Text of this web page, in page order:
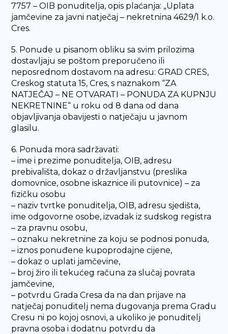
7757 – OIB ponuditelja, opis plaćanja: „Uplata
jamčevine za javni natječaj – nekretnina 4629/1 k.o.
Cres.
5. Ponude u pisanom obliku sa svim prilozima
dostavljaju se poštom preporučeno ili
neposrednom dostavom na adresu: GRAD CRES,
Creskog statuta 15, Cres, s naznakom “ZA
NATJEČAJ – NE OTVARATI – PONUDA ZA KUPNJU
NEKRETNINE“ u roku od 8 dana od dana
objavljivanja obavijesti o natječaju u javnom
glasilu.
6. Ponuda mora sadržavati:
– ime i prezime ponuditelja, OIB, adresu
prebivališta, dokaz o državljanstvu (preslika
domovnice, osobne iskaznice ili putovnice) – za
fizičku osobu
– naziv tvrtke ponuditelja, OIB, adresu sjedišta,
ime odgovorne osobe, izvadak iz sudskog registra
– za pravnu osobu,
– oznaku nekretnine za koju se podnosi ponuda,
– iznos ponuđene kupoprodajne cijene,
– dokaz o uplati jamčevine,
– broj žiro ili tekućeg računa za slučaj povrata
jamčevine,
– potvrdu Grada Cresa da na dan prijave na
natječaj ponuditelj nema dugovanja prema Gradu
Cresu ni po kojoj osnovi, a ukoliko je ponuditelj
pravna osoba i dodatnu potvrdu da